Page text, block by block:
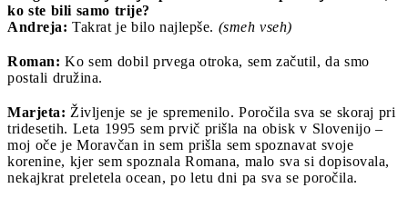
ko ste bili samo trije?
Andreja: Takrat je bilo najlepše. (smeh vseh)
Roman: Ko sem dobil prvega otroka, sem začutil, da smo
postali družina.
Marjeta: Življenje se je spremenilo. Poročila sva se skoraj pri
tridesetih. Leta 1995 sem prvič prišla na obisk v Slovenijo –
moj oče je Moravčan in sem prišla sem spoznavat svoje
korenine, kjer sem spoznala Romana, malo sva si dopisovala,
nekajkrat preletela ocean, po letu dni pa sva se poročila.